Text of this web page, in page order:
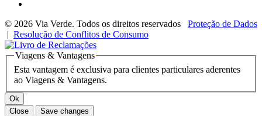
© 2026 Via Verde. Todos os direitos reservados
Proteção de Dados
| Resolução de Conflitos de Consumo
Viagens & Vantagens
Esta vantagem é exclusiva para clientes particulares aderentes
ao Viagens & Vantagens.
Ok
Close
Save changes